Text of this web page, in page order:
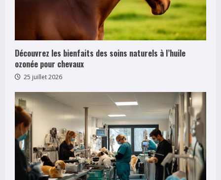
n
g
Découvrez les bienfaits des soins naturels à l’huile
ozonée pour chevaux
25 juillet 2026